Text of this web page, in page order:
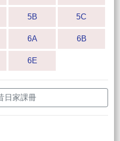
5B 5C
6A 6B
6E
日家課冊